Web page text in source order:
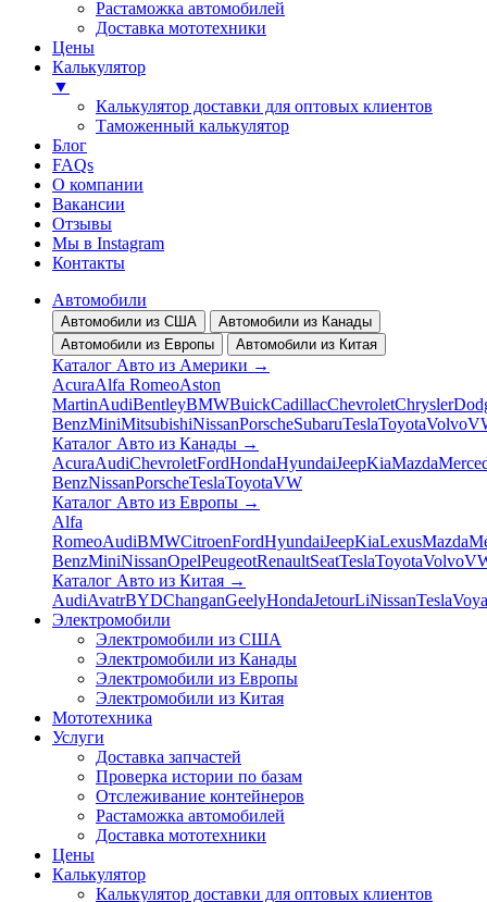
Растаможка автомобилей
Доставка мототехники
Цены
Калькулятор
▼
Калькулятор доставки для оптовых клиентов
Таможенный калькулятор
Блог
FAQs
О компании
Вакансии
Отзывы
Мы в Instagram
Контакты
Автомобили
Автомобили из США
Автомобили из Канады
Автомобили из Европы
Автомобили из Китая
Каталог Авто из Америки →
AcuraAlfa RomeoAston
MartinAudiBentleyBMWBuickCadillacChevroletChrysler
BenzMiniMitsubishiNissanPorscheSubaruTeslaToyotaVolvo
Каталог Авто из Канады →
AcuraAudiChevroletFordHondaHyundaiJeepKiaMazda
BenzNissanPorscheTeslaToyotaVW
Каталог Авто из Европы →
Alfa
RomeoAudiBMWCitroenFordHyundaiJeepKiaLexusMazda
BenzMiniNissanOpelPeugeotRenaultSeatTeslaToyotaVolvo
Каталог Авто из Китая →
AudiAvatrBYDChanganGeelyHondaJetourLiNissanTesla
Электромобили
Электромобили из США
Электромобили из Канады
Электромобили из Европы
Электромобили из Китая
Мототехника
Услуги
Доставка запчастей
Проверка истории по базам
Отслеживание контейнеров
Растаможка автомобилей
Доставка мототехники
Цены
Калькулятор
Калькулятор доставки для оптовых клиентов